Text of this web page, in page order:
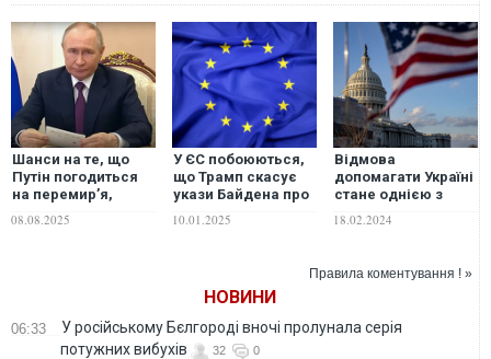
Шанси на те, що
Путін погодиться
на перемир’я,
дорівнюють нулю",
08.08.2025
У ЄС побоюються,
що Трамп скасує
укази Байдена про
- FT
10.01.2025
Відмова
допомагати Україні
стане однією з
помилок США, –
18.02.2024
Правила коментування ! »
НОВИНИ
06:33
У російському Бєлгороді вночі пролунала серія
потужних вибухів
32 0